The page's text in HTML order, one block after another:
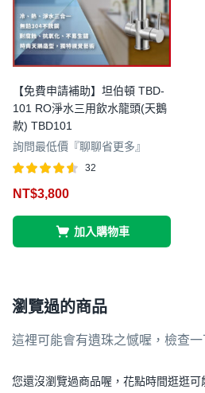
【免費申請補助】坦伯頓 TBD-
101 RO淨水三用飲水龍頭(天鵝
款) TBD101
詢問最低價『聊聊省更多』
4.50
32
NT$3,800
加入購物車
瀏覽過的商品
這裡可能會有遺珠之憾喔，檢查
您還沒瀏覽過商品喔，花點時間逛逛可